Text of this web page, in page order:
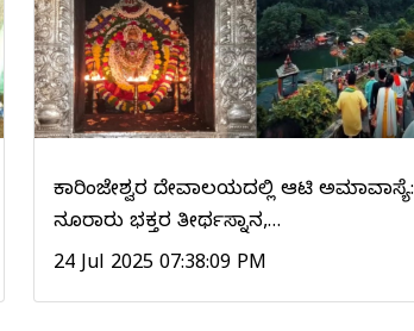
ಕಾರಿಂಜೇಶ್ವರ ದೇವಾಲಯದಲ್ಲಿ ಆಟಿ ಅಮಾವಾಸ್ಯೆ:
ನೂರಾರು ಭಕ್ತರ ತೀರ್ಥಸ್ನಾನ,…
24 Jul 2025 07:38:09 PM